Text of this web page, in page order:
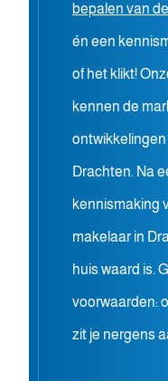
bepalen van
én een
of het klikt!
kennen de
Drachten. Na
kennismaking
makelaar in
huis waard is.
voorwaarden:
zit je nergens